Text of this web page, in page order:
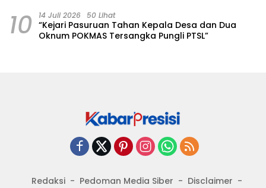
10 14 Juli 2026 50 Lihat
“Kejari Pasuruan Tahan Kepala Desa dan Dua
Oknum POKMAS Tersangka Pungli PTSL”
Redaksi Pedoman Media Siber Disclaimer